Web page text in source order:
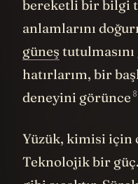
bereketli bir bilgi
anlamlarını
güneş
hatırlarım, bir
deneyini görünce
Yüzük, kimisi
Teknolojik bir